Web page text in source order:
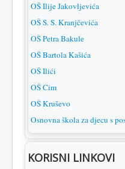
OŠ Ilije Jakovljevića
OŠ S. S. Kranjčevića
OŠ Petra Bakule
OŠ Bartola Kašića
OŠ Ilići
OŠ Cim
OŠ Kruševo
Osnovna škola za djecu s
KORISNI LINKOVI